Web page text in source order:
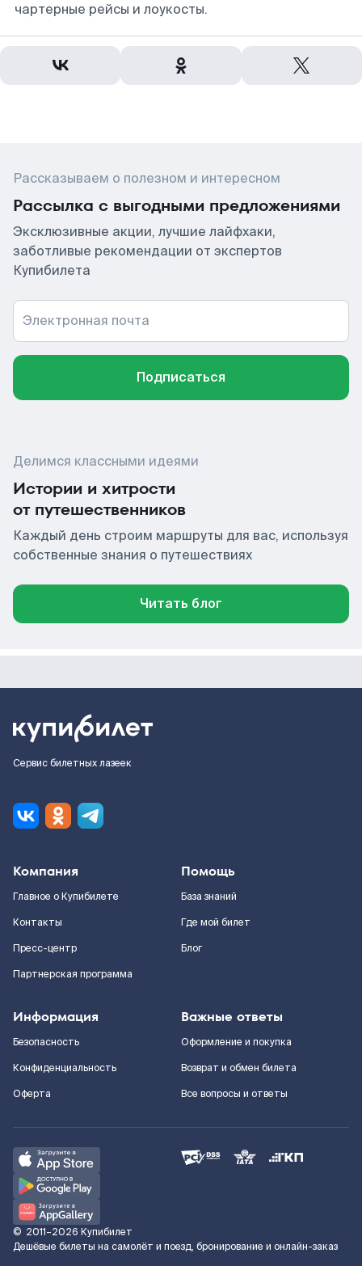
чартерные рейсы и лоукосты.
Рассказываем о полезном и интересном
Рассылка с выгодными предложениями
Эксклюзивные акции, лучшие лайфхаки,
заботливые рекомендации от экспертов
Купибилета
Электронная почта
Подписаться
Делимся классными идеями
Истории и хитрости
от путешественников
Каждый день строим маршруты для вас, используя
собственные знания о путешествиях
Читать блог
Сервис билетных лазеек
Компания
Главное о Купибилете
Контакты
Пресс-центр
Партнерская программа
Помощь
База знаний
Где мой билет
Блог
Информация
Безопасность
Конфиденциальность
Оферта
Важные ответы
Оформление и покупка
Возврат и обмен билета
Все вопросы и ответы
© 2011–2026 Купибилет
Дешёвые билеты на самолёт и поезд, бронирование и онлайн-заказ